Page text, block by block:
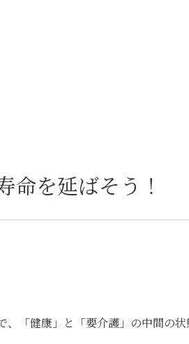
命を延ばそう！
「健康」と「要介護」の中間の状